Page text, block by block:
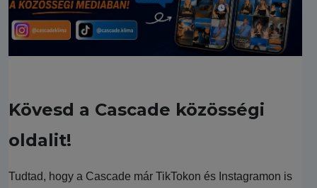
Kövesd a Cascade közösségi
oldalit!
Tudtad, hogy a Cascade már TikTokon és Instagramon is